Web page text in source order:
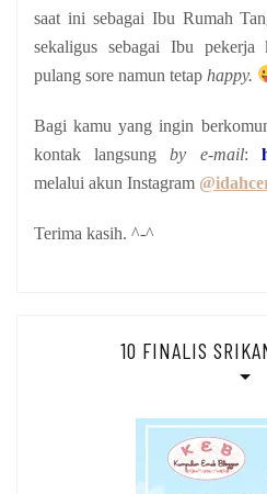
saat ini sebagai Ibu Rumah
sekaligus sebagai Ibu
pulang sore namun tetap happy.
Bagi kamu yang ingin
kontak langsungby e-mail:
melalui akun Instagram
Terima kasih. ^-^
10 FINALIS